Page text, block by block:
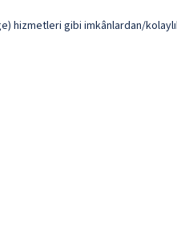
hizmetleri gibi imkânlardan/